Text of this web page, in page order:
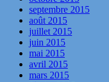
septembre 2015
août 2015
juillet 2015
juin 2015
mai 2015
avril 2015
mars 2015